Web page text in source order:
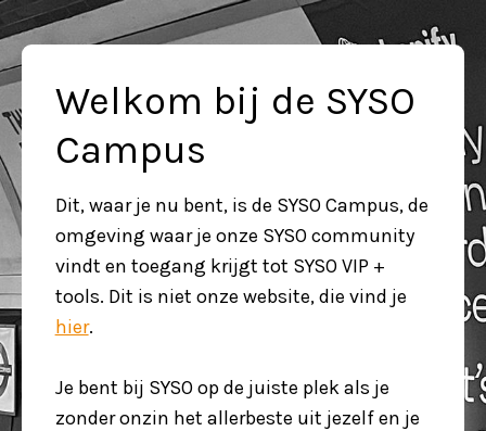
Welkom bij de SYSO
Campus
Dit, waar je nu bent, is de SYSO Campus, de
omgeving waar je onze SYSO community
vindt en toegang krijgt tot SYSO VIP +
hier.
Je bent bij SYSO op de juiste plek als je
zonder onzin het allerbeste uit jezelf en je